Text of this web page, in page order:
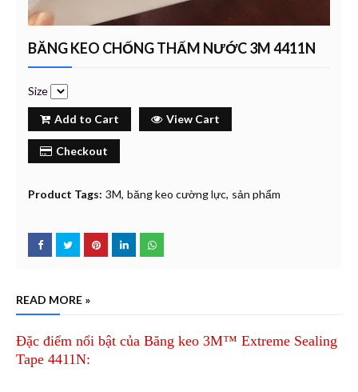
BĂNG KEO CHỐNG THẤM NƯỚC 3M 4411N
Size
Add to Cart View Cart
Checkout
Product Tags: 3M băng keo cường lực sản phẩm
READ MORE »
Đặc điểm nổi bật của Băng keo 3M™ Extreme Sealing
Tape 4411N: